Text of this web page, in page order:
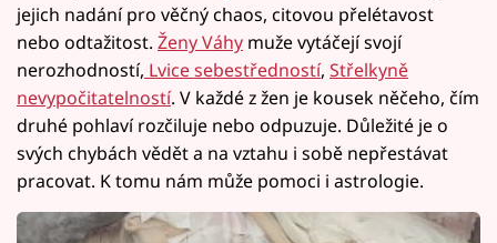
jejich nadání pro věčný chaos, citovou přelétavost
nebo odtažitost. Ženy Váhy muže vytáčejí svojí
nerozhodností, Lvice sebestředností, Střelkyně
nevypočitatelností. V každé z žen je kousek něčeho, čím
druhé pohlaví rozčiluje nebo odpuzuje. Důležité je o
svých chybách vědět a na vztahu i sobě nepřestávat
pracovat. K tomu nám může pomoci i astrologie.